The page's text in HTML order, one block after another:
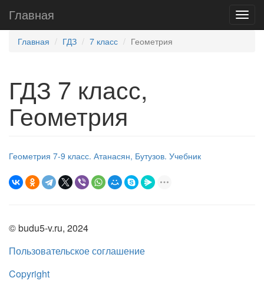
Главная
Главная ГДЗ 7 класс Геометрия
ГДЗ 7 класс,
Геометрия
Геометрия 7-9 класс. Атанасян, Бутузов. Учебник
© budu5-v.ru, 2024
Пользовательское соглашение
Copyright